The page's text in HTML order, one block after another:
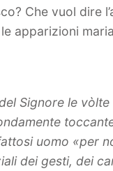
Che vuol dire
apparizioni
Signore le
uomo «per
dei gesti, dei